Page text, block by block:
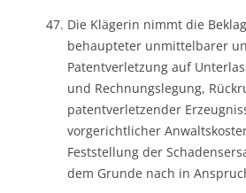
Die Klägerin nimmt die
behaupteter unmittelbarer
Patentverletzung auf
und Rechnungslegung,
patentverletzender
vorgerichtlicher
Feststellung der
dem Grunde nach in